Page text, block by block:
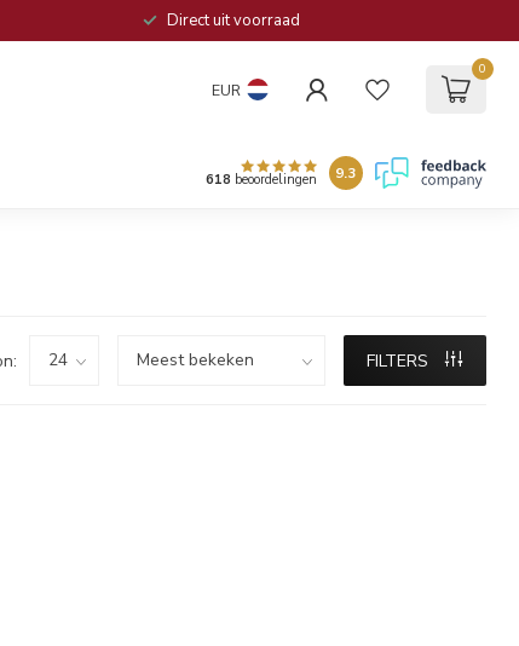
Direct uit voorraad
EUR
0
618 beoordelingen 9.3
FILTERS